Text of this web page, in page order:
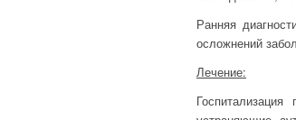
Ранняя
осложнений
Лечение: